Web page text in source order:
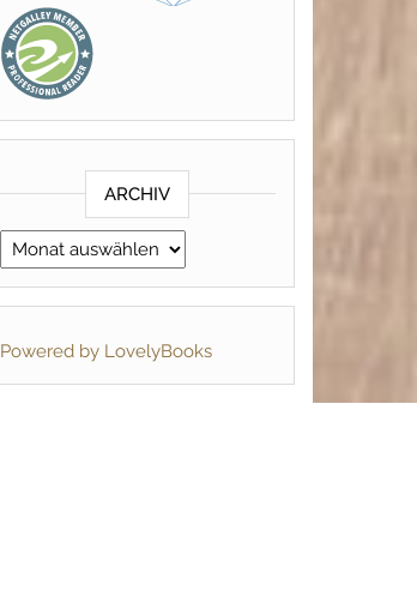
ARCHIV
Archiv
Powered by LovelyBooks